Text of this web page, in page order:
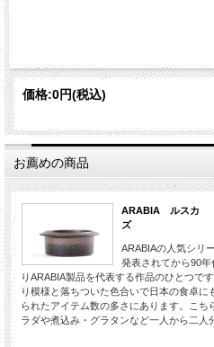
価格:0円(税込)
お薦めの商品
ARABIA
ズ
ARABIAの人気シリ
発表されてから90
りARABIA製品を代表する作品のひとつで
り模様と落ちついた色合いで日本の食卓
られたアイテム数の多さにあります。こ
ラダや煮込み・グラタンなど一人から二人